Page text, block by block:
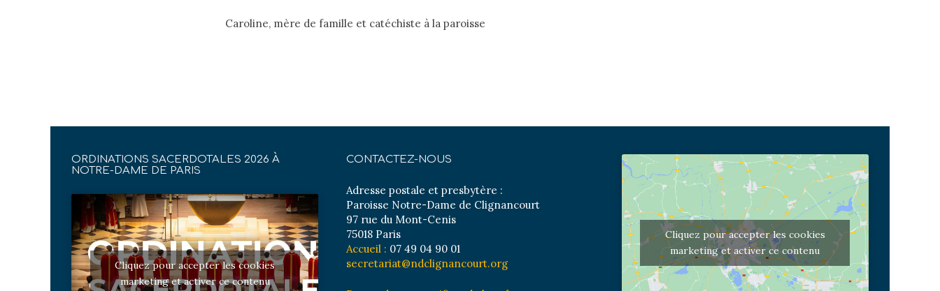
Caroline, mère de famille et catéchiste à la paroisse
ORDINATIONS SACERDOTALES 2026 À
NOTRE-DAME DE PARIS
Cliquez pour accepter les cookies
marketing et activer ce contenu
CONTACTEZ-NOUS
Adresse postale et presbytère :
Paroisse Notre-Dame de Clignancourt
97 rue du Mont-Cenis
75018 Paris
Accueil : 07 49 04 90 01
secretariat@ndclignancourt.org
Cliquez pour accepter les cookies
marketing et activer ce contenu